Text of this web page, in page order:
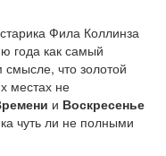
Фила Коллинза
года как самый
что золотой
местах не
и Воскресенье
чуть ли не полными